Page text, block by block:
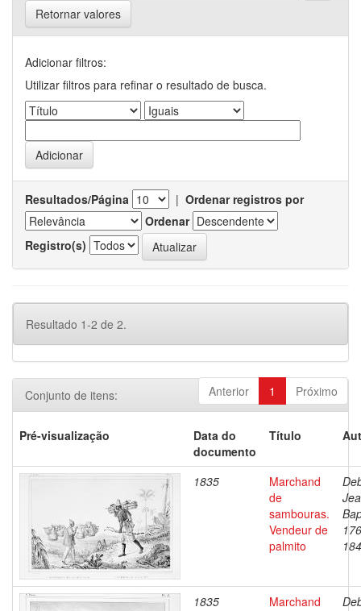
Retornar valores
Adicionar filtros:
Utilizar filtros para refinar o resultado de busca.
Resultados/Página | Ordenar registros por
Ordenar
Registro(s)
Resultado 1-2 de 2.
Anterior 1 Próximo
Conjunto de itens:
Pré-visualização
Data do
documento
Título
1835
Marchand
de
sambouras.
Vendeur de
palmito
1835
Marchand